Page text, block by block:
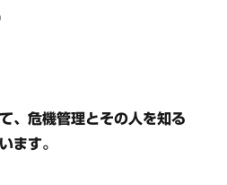
、危機管理とその人を知る
ます。